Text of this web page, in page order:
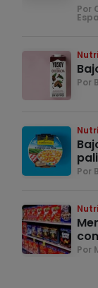
Por
Por
Por
Por